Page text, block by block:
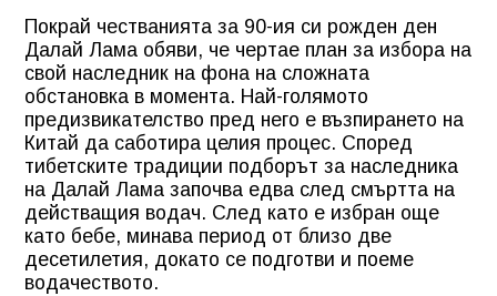
Покрай честванията за 90-ия си рожден ден
Далай Лама обяви, че чертае план за избора на
свой наследник на фона на сложната
обстановка в момента. Най-голямото
предизвикателство пред него е възпирането на
Китай да саботира целия процес. Според
тибетските традиции подборът за наследника
на Далай Лама започва едва след смъртта на
действащия водач. След като е избран още
като бебе, минава период от близо две
десетилетия, докато се подготви и поеме
водачеството.